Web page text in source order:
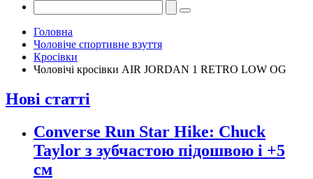
Головна
Чоловіче спортивне взуття
Кросівки
Чоловічі кросівки AIR JORDAN 1 RETRO LOW OG
Нові статті
Converse Run Star Hike: Chuck
Taylor з зубчастою підошвою і +5
см